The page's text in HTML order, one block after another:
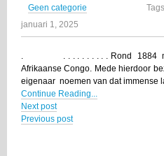
Geen categorie
januari 1, 2025
. . . . . . . . . . . Rond 1884
Afrikaanse Congo. Mede hierdoor
eigenaar noemen van dat
Continue Reading...
Next post
Previous post